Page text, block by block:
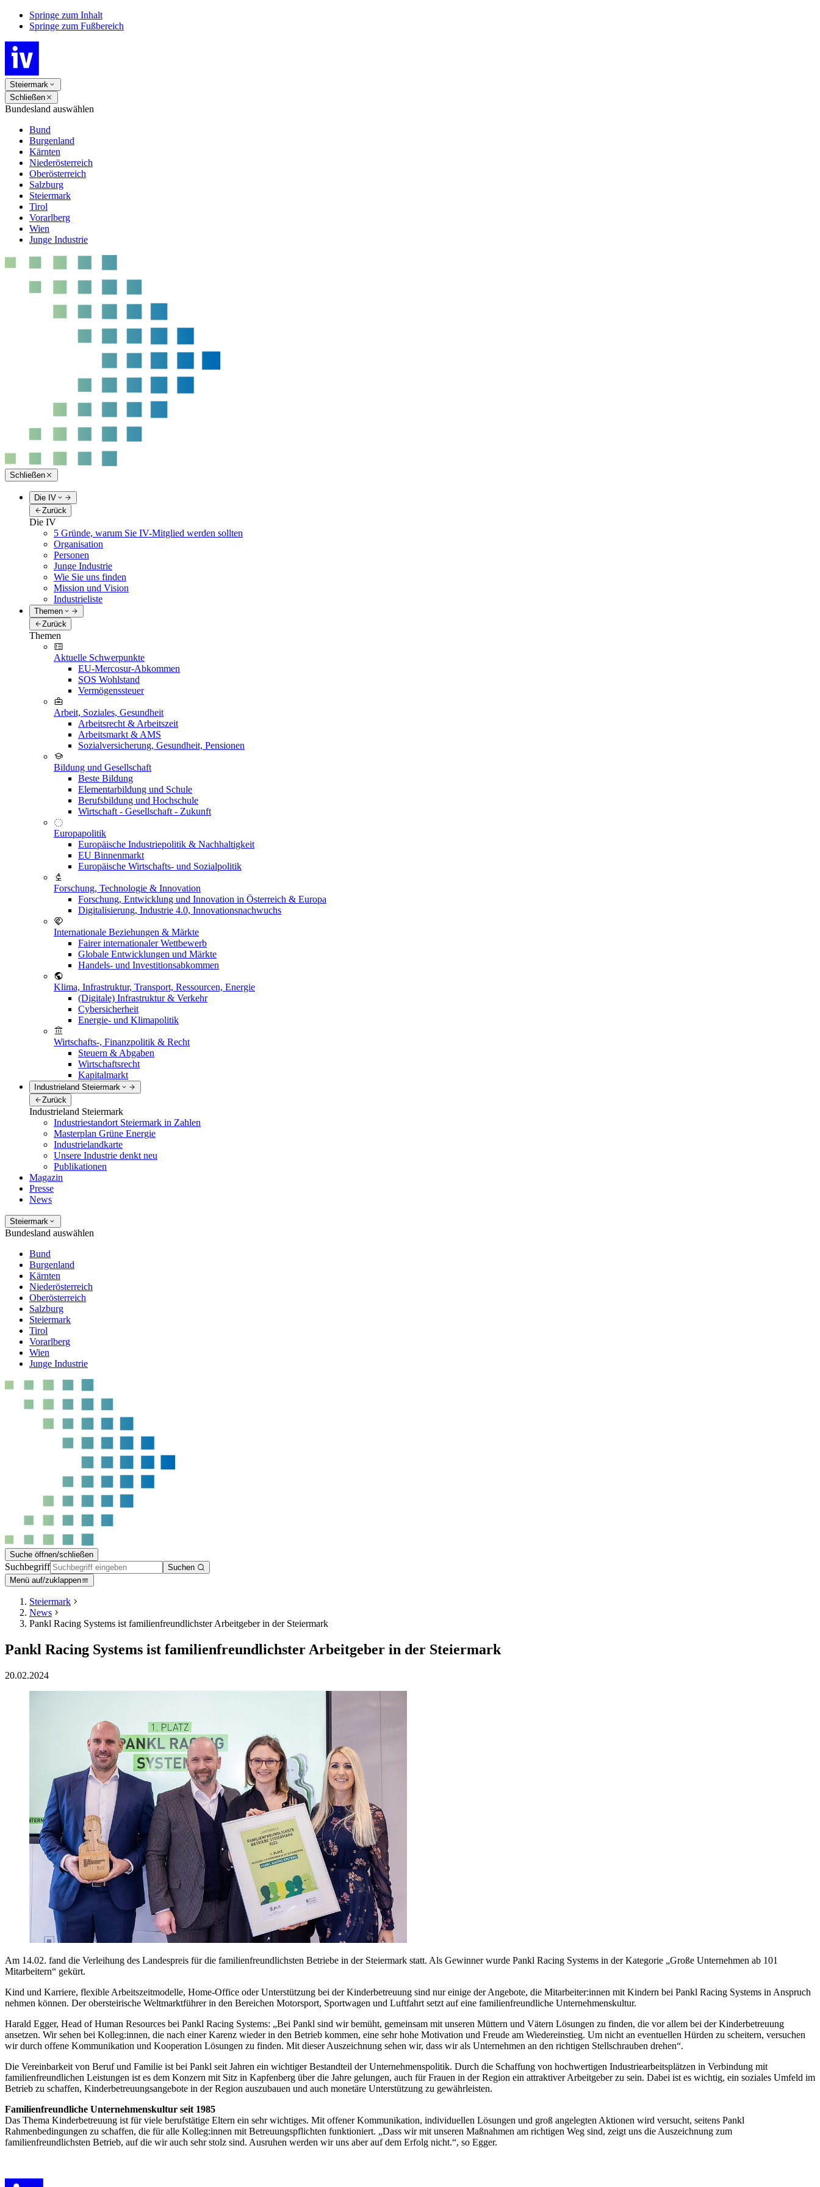
Springe zum Inhalt
Springe zum Fußbereich
Steiermark
Schließen
Bundesland auswählen
Bund
Burgenland
Kärnten
Niederösterreich
Oberösterreich
Salzburg
Steiermark
Tirol
Vorarlberg
Wien
Junge Industrie
Schließen
Die IV
Zurück
Die IV
5 Gründe, warum Sie IV-Mitglied werden sollten
Organisation
Personen
Junge Industrie
Wie Sie uns finden
Mission und Vision
Industrieliste
Themen
Zurück
Themen
Aktuelle Schwerpunkte
EU-Mercosur-Abkommen
SOS Wohlstand
Vermögenssteuer
Arbeit, Soziales, Gesundheit
Arbeitsrecht & Arbeitszeit
Arbeitsmarkt & AMS
Sozialversicherung, Gesundheit, Pensionen
Bildung und Gesellschaft
Beste Bildung
Elementarbildung und Schule
Berufsbildung und Hochschule
Wirtschaft - Gesellschaft - Zukunft
Europapolitik
Europäische Industriepolitik & Nachhaltigkeit
EU Binnenmarkt
Europäische Wirtschafts- und Sozialpolitik
Forschung, Technologie & Innovation
Forschung, Entwicklung und Innovation in Österreich & Europa
Digitalisierung, Industrie 4.0, Innovationsnachwuchs
Internationale Beziehungen & Märkte
Fairer internationaler Wettbewerb
Globale Entwicklungen und Märkte
Handels- und Investitionsabkommen
Klima, Infrastruktur, Transport, Ressourcen, Energie
(Digitale) Infrastruktur & Verkehr
Cybersicherheit
Energie- und Klimapolitik
Wirtschafts-, Finanzpolitik & Recht
Steuern & Abgaben
Wirtschaftsrecht
Kapitalmarkt
Industrieland Steiermark
Zurück
Industrieland Steiermark
Industriestandort Steiermark in Zahlen
Masterplan Grüne Energie
Industrielandkarte
Unsere Industrie denkt neu
Publikationen
Magazin
Presse
News
Steiermark
Bundesland auswählen
Bund
Burgenland
Kärnten
Niederösterreich
Oberösterreich
Salzburg
Steiermark
Tirol
Vorarlberg
Wien
Junge Industrie
Suche öffnen/schließen
Suchbegriff
Suchen
Menü auf/zuklappen
Steiermark
News
Pankl Racing Systems ist familienfreundlichster Arbeitgeber in der Steiermark
Pankl Racing Systems ist familienfreundlichster Arbeitgeber in der Steiermark
20.02.2024
Am 14.02. fand die Verleihung des Landespreis für die familienfreundlichsten Betriebe in der Steiermark statt. Als Gewinner wurde Pankl Racing Systems in der Kategorie „Große Unternehmen ab 101
Mitarbeitern“ gekürt.
Kind und Karriere, flexible Arbeitszeitmodelle, Home-Office oder Unterstützung bei der Kinderbetreuung sind nur einige der Angebote, die Mitarbeiter:innen mit Kindern bei Pankl Racing Systems in Anspruch
nehmen können. Der obersteirische Weltmarktführer in den Bereichen Motorsport, Sportwagen und Luftfahrt setzt auf eine familienfreundliche Unternehmenskultur.
Harald Egger, Head of Human Resources bei Pankl Racing Systems: „Bei Pankl sind wir bemüht, gemeinsam mit unseren Müttern und Vätern Lösungen zu finden, die vor allem bei der Kinderbetreuung
ansetzen. Wir sehen bei Kolleg:innen, die nach einer Karenz wieder in den Betrieb kommen, eine sehr hohe Motivation und Freude am Wiedereinstieg. Um nicht an eventuellen Hürden zu scheitern, versuchen
wir durch offene Kommunikation und Kooperation Lösungen zu finden. Mit dieser Auszeichnung sehen wir, dass wir als Unternehmen an den richtigen Stellschrauben drehen“.
Die Vereinbarkeit von Beruf und Familie ist bei Pankl seit Jahren ein wichtiger Bestandteil der Unternehmenspolitik. Durch die Schaffung von hochwertigen Industriearbeitsplätzen in Verbindung mit
familienfreundlichen Leistungen ist es dem Konzern mit Sitz in Kapfenberg über die Jahre gelungen, auch für Frauen in der Region ein attraktiver Arbeitgeber zu sein. Dabei ist es wichtig, ein soziales Umfeld im
Betrieb zu schaffen, Kinderbetreuungsangebote in der Region auszubauen und auch monetäre Unterstützung zu gewährleisten.
Familienfreundliche Unternehmenskultur seit 1985
Das Thema Kinderbetreuung ist für viele berufstätige Eltern ein sehr wichtiges. Mit offener Kommunikation, individuellen Lösungen und groß angelegten Aktionen wird versucht, seitens Pankl
Rahmenbedingungen zu schaffen, die für alle Kolleg:innen mit Betreuungspflichten funktioniert. „Dass wir mit unseren Maßnahmen am richtigen Weg sind, zeigt uns die Auszeichnung zum
familienfreundlichsten Betrieb, auf die wir auch sehr stolz sind. Ausruhen werden wir uns aber auf dem Erfolg nicht.“, so Egger.